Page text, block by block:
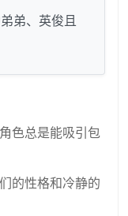
弟、英俊且
色总是能吸引包
的性格和冷静的